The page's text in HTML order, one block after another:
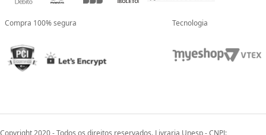
Compra 100% segura Tecnologia
Copyright 2020 - Todos os direitos reservados. Livraria Unesp - CNPJ: